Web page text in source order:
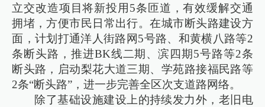
立交改造项目将新投用5条匝道，有效缓解交通
拥堵，方便市民日常出行。在城市断头路建设方
面，计划打通洋人街路网5号路、和黄横八路等2
条断头路，推进BK线二期、滨四期5号路等2条
断头路，启动梨花大道三期、学苑路接福民路等
2条“断头路”，进一步完善全区次支道路网络。
除了基础设施建设上的持续发力外，老旧电